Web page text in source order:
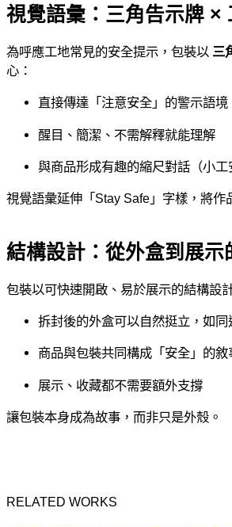
視覺語彙：三角告示牌 ×
為呼應工地常見的安全提示，包裝以 三
心：
直接傳達「注意安全」的警示語境
醒目、簡潔、不需解釋就能理解
與商品形成有趣的縮尺對話（小工
視覺語彙延伸「Stay Safe」字樣，將作
結構設計：從外盒到展示
包裝以可快速開啟、易於展示的結構設
拆封後的外盒可以自然挺立，如同
商品與包裝共同構成「安全」的敘
展示、收藏都不需要額外支撐
讓包裝本身成為故事，而非只是外殼。
RELATED WORKS